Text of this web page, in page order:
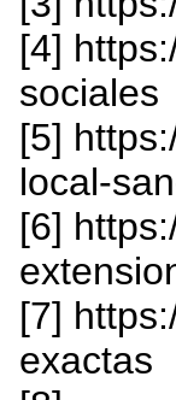
[4]
sociales
[5]
local-
[6]
[7]
exactas